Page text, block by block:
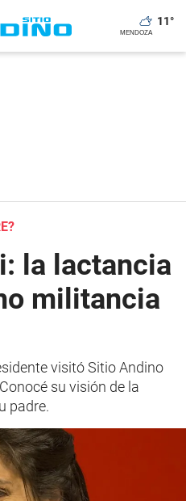
11°
la lactancia
militancia
visitó Sitio Andino
su visión de la
padre.